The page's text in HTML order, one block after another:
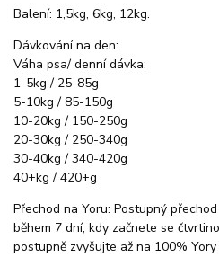
Balení: 1,5kg, 6kg, 12kg.
Dávkování na den:
Váha psa/ denní dávka:
1-5kg / 25-85g
5-10kg / 85-150g
10-20kg / 150-250g
20-30kg / 250-340g
30-40kg / 340-420g
40+kg / 420+g
Přechod na Yoru: Postupný
během 7 dní, kdy začnete se
postupně zvyšujte až na 100% Yory